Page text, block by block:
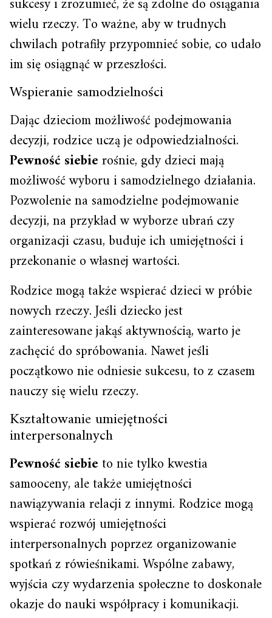
wielu rzeczy. To ważne, aby w trudnych
chwilach potrafiły przypomnieć sobie, co udało
im się osiągnąć w przeszłości.
Wspieranie samodzielności
Dając dzieciom możliwość podejmowania
decyzji, rodzice uczą je odpowiedzialności.
Pewność siebierośnie, gdy dzieci mają
możliwość wyboru i samodzielnego działania.
Pozwolenie na samodzielne podejmowanie
decyzji, na przykład w wyborze ubrań czy
organizacji czasu, buduje ich umiejętności i
przekonanie o własnej wartości.
Rodzice mogą także wspierać dzieci w próbie
nowych rzeczy. Jeśli dziecko jest
zainteresowane jakąś aktywnością, warto je
zachęcić do spróbowania. Nawet jeśli
początkowo nie odniesie sukcesu, to z czasem
nauczy się wielu rzeczy.
Kształtowanie umiejętności
interpersonalnych
Pewność siebieto nie tylko kwestia
samooceny, ale także umiejętności
nawiązywania relacji z innymi. Rodzice mogą
wspierać rozwój umiejętności
interpersonalnych poprzez organizowanie
spotkań z rówieśnikami. Wspólne zabawy,
wyjścia czy wydarzenia społeczne to doskonałe
okazje do nauki współpracy i komunikacji.